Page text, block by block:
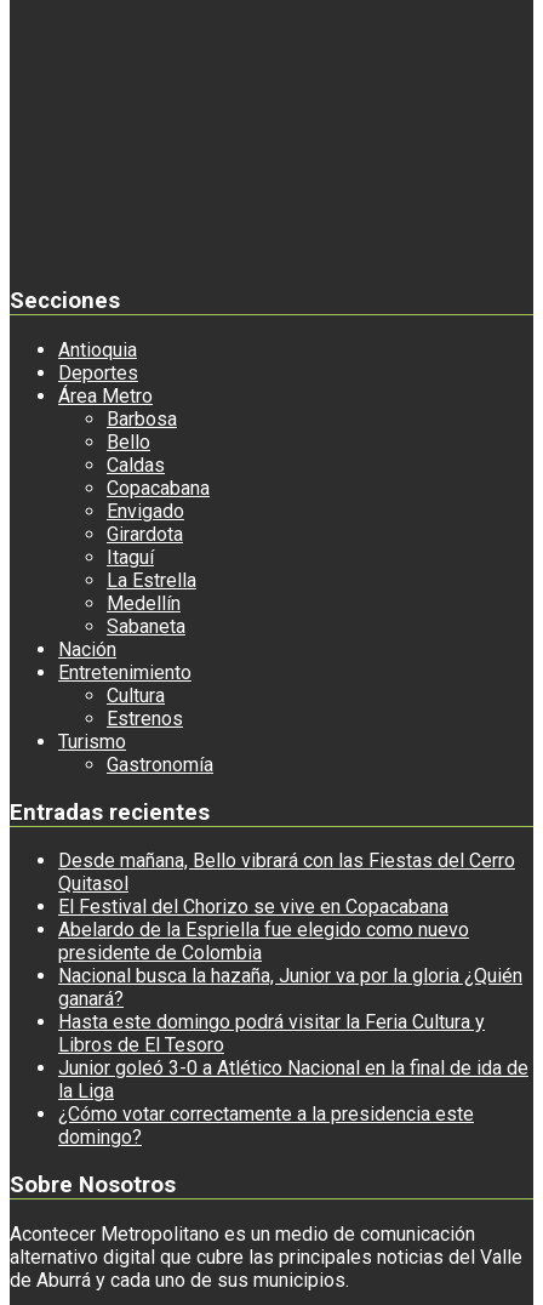
Secciones
Antioquia
Deportes
Área Metro
Barbosa
Bello
Caldas
Copacabana
Envigado
Girardota
Itaguí
La Estrella
Medellín
Sabaneta
Nación
Entretenimiento
Cultura
Estrenos
Turismo
Gastronomía
Entradas recientes
Desde mañana, Bello vibrará con las Fiestas del Cerro
Quitasol
El Festival del Chorizo se vive en Copacabana
Abelardo de la Espriella fue elegido como nuevo
presidente de Colombia
Nacional busca la hazaña, Junior va por la gloria ¿Quién
ganará?
Hasta este domingo podrá visitar la Feria Cultura y
Libros de El Tesoro
Junior goleó 3-0 a Atlético Nacional en la final de ida de
la Liga
¿Cómo votar correctamente a la presidencia este
domingo?
Sobre Nosotros
Acontecer Metropolitano es un medio de comunicación
alternativo digital que cubre las principales noticias del Valle
de Aburrá y cada uno de sus municipios.